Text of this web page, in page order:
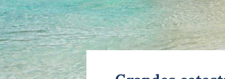
Application Bloc Marine
Règlementation
BATEAUX